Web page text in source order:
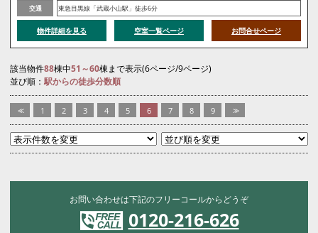
交通
東急目黒線「武蔵小山駅」徒歩6分
物件詳細を見る 空室一覧ページ お問合せページ
該当物件88棟中51～60棟まで表示(6ページ/9ページ)
並び順：駅からの徒歩分数順
<< 1 2 3 4 5 6 7 8 9 >>
お問い合わせは下記のフリーコールからどうぞ
0120-216-626